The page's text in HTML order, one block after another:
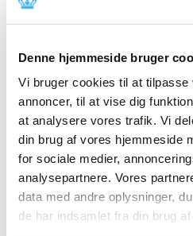
Denne hjemmeside bruger
Vi bruger cookies til at tilpasse
annoncer, til at vise dig
at analysere vores trafik. Vi
din brug af vores hjemmeside
for sociale medier,
analysepartnere. Vores
data med andre oplysninger,
de har indsamlet fra din brug
Digoxin
Der er i øjeblikket problemer
fra Kyowa Kirin, samt
Ny dataanalyse:
tilstanden for COVID-19-
| 9. september 2020
Brugen af Ibuprofen og andre
betændelsesdæmpende